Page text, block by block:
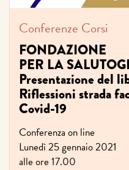
Conferenze Corsi
FONDAZIONE
PER LA
Presentazione del
Riflessioni strada
Covid-19
Conferenza on line
Lunedì 25 gennaio 2021
alle ore 17.00